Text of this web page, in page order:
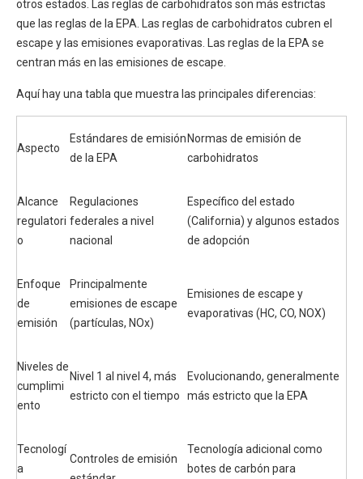
otros estados. Las reglas de carbohidratos son más estrictas
que las reglas de la EPA. Las reglas de carbohidratos cubren el
escape y las emisiones evaporativas. Las reglas de la EPA se
centran más en las emisiones de escape.
Aquí hay una tabla que muestra las principales diferencias:
Aspecto
Estándares de emisión
de la EPA
Normas de emisión de
carbohidratos
Alcance
regulatori
o
Regulaciones
federales a nivel
nacional
Específico del estado
(California) y algunos estados
de adopción
Enfoque
de
emisión
Principalmente
emisiones de escape
(partículas, NOx)
Emisiones de escape y
evaporativas (HC, CO, NOX)
Niveles de
cumplimi
ento
Nivel 1 al nivel 4, más
estricto con el tiempo
Evolucionando, generalmente
más estricto que la EPA
Tecnologí
a
Controles de emisión
Tecnología adicional como
botes de carbón para